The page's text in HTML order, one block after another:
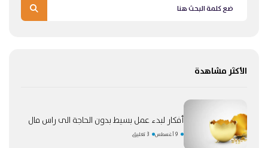
الأكثر مشاهدة
أفكار لبدء عمل بسيط بدون الحاجة الى راس مال
9 أغسطس 3 تعليق